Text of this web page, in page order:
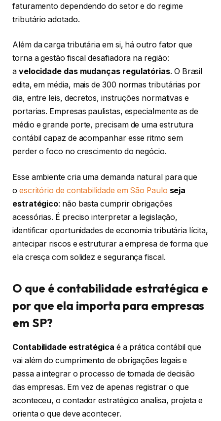
faturamento dependendo do setor e do regime
tributário adotado.
Além da carga tributária em si, há outro fator que
torna a gestão fiscal desafiadora na região:
a velocidade das mudanças regulatórias. O Brasil
edita, em média, mais de 300 normas tributárias por
dia, entre leis, decretos, instruções normativas e
portarias. Empresas paulistas, especialmente as de
médio e grande porte, precisam de uma estrutura
contábil capaz de acompanhar esse ritmo sem
perder o foco no crescimento do negócio.
Esse ambiente cria uma demanda natural para que
o escritório de contabilidade em São Paulo seja
estratégico: não basta cumprir obrigações
acessórias. É preciso interpretar a legislação,
identificar oportunidades de economia tributária lícita,
antecipar riscos e estruturar a empresa de forma que
ela cresça com solidez e segurança fiscal.
O que é contabilidade estratégica e
por que ela importa para empresas
em SP?
Contabilidade estratégica é a prática contábil que
vai além do cumprimento de obrigações legais e
passa a integrar o processo de tomada de decisão
das empresas. Em vez de apenas registrar o que
aconteceu, o contador estratégico analisa, projeta e
orienta o que deve acontecer.